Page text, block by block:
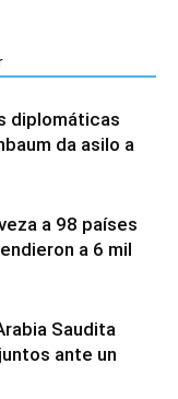
diplomáticas
da asilo a
a 98 países
a 6 mil
Saudita
ante un